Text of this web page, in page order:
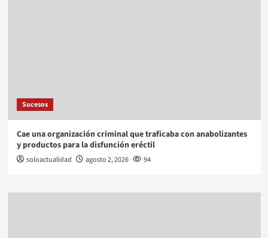
Sucesos
Cae una organización criminal que traficaba con anabolizantes
y productos para la disfunción eréctil
soloactualidad agosto 2, 2026 94